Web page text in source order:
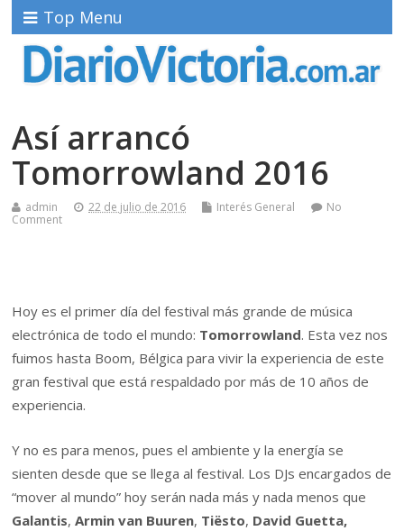
Top Menu
Así arrancó
Tomorrowland 2016
admin 22 de julio de 2016 Interés General
No
Comment
Hoy es el primer día del festival más grande de música
electrónica de todo el mundo: Tomorrowland. Esta vez nos
fuimos hasta Boom, Bélgica para vivir la experiencia de este
gran festival que está respaldado por más de 10 años de
experiencia.
Y no es para menos, pues el ambiente y la energía se
sienten desde que se llega al festival. Los DJs encargados de
“mover al mundo” hoy serán nada más y nada menos que
Galantis,Armin van Buuren, Tiësto, David Guetta,